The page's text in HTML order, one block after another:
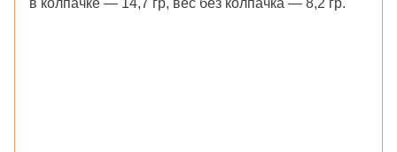
в колпачке ― 14,7 гр, вес без колпачка ― 8,2 гр.